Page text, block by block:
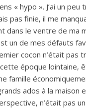
« hypo ». J’ai un peu
pas finie, il me
dans le ventre de ma
un de mes défauts
cocon n’était pas
cette époque lointaine,
famille
ados à la maison
n’était pas